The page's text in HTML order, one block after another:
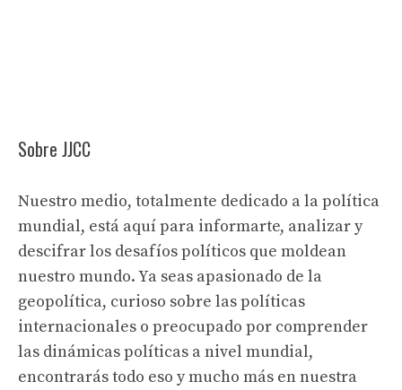
Sobre JJCC
Nuestro medio, totalmente dedicado a la política
mundial, está aquí para informarte, analizar y
descifrar los desafíos políticos que moldean
nuestro mundo. Ya seas apasionado de la
geopolítica, curioso sobre las políticas
internacionales o preocupado por comprender
las dinámicas políticas a nivel mundial,
encontrarás todo eso y mucho más en nuestra